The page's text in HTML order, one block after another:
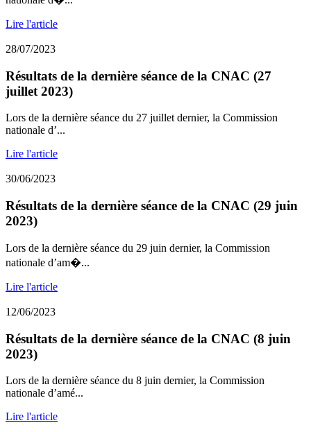
Lire l'article
28/07/2023
Résultats de la dernière séance de la CNAC (27
juillet 2023)
Lors de la dernière séance du 27 juillet dernier, la Commission
nationale d’...
Lire l'article
30/06/2023
Résultats de la dernière séance de la CNAC (29 juin
2023)
Lors de la dernière séance du 29 juin dernier, la Commission
nationale d’am�...
Lire l'article
12/06/2023
Résultats de la dernière séance de la CNAC (8 juin
2023)
Lors de la dernière séance du 8 juin dernier, la Commission
nationale d’amé...
Lire l'article